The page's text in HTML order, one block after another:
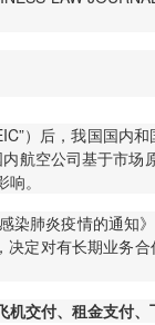
）后，我国国内
航空公司基于市
。
肺炎疫情的通知
定对有长期业务
机交付、租金支付、